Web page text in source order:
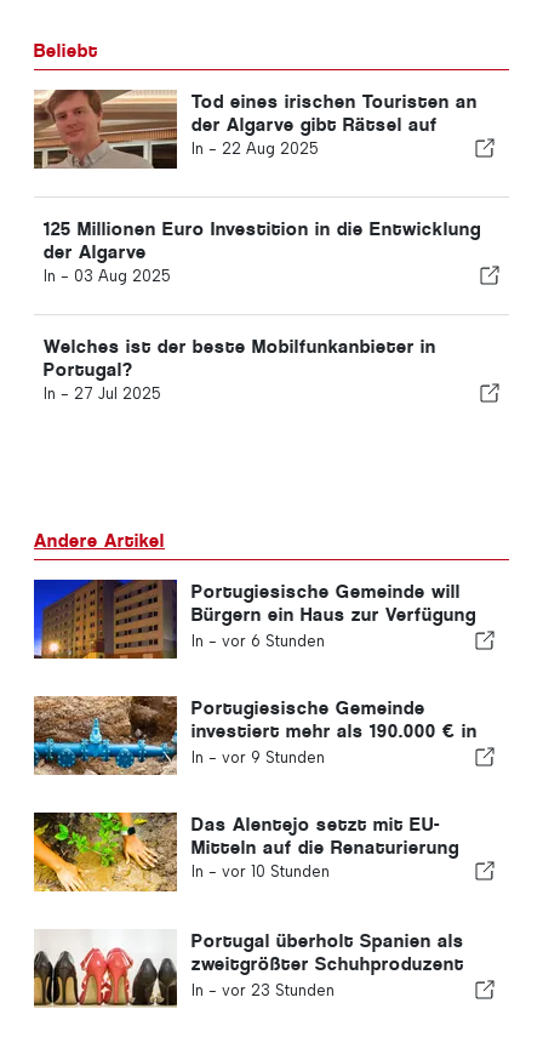
Beliebt
Tod eines irischen Touristen an
der Algarve gibt Rätsel auf
In - 22 Aug 2025
125 Millionen Euro Investition in die Entwicklung
der Algarve
In - 03 Aug 2025
Welches ist der beste Mobilfunkanbieter in
Portugal?
In - 27 Jul 2025
Andere Artikel
Portugiesische Gemeinde will
Bürgern ein Haus zur Verfügung
stellen
In - vor 6 Stunden
Portugiesische Gemeinde
investiert mehr als 190.000 € in
die Wasserversorgung
In - vor 9 Stunden
Das Alentejo setzt mit EU-
Mitteln auf die Renaturierung
In - vor 10 Stunden
Portugal überholt Spanien als
zweitgrößter Schuhproduzent
Europas
In - vor 23 Stunden